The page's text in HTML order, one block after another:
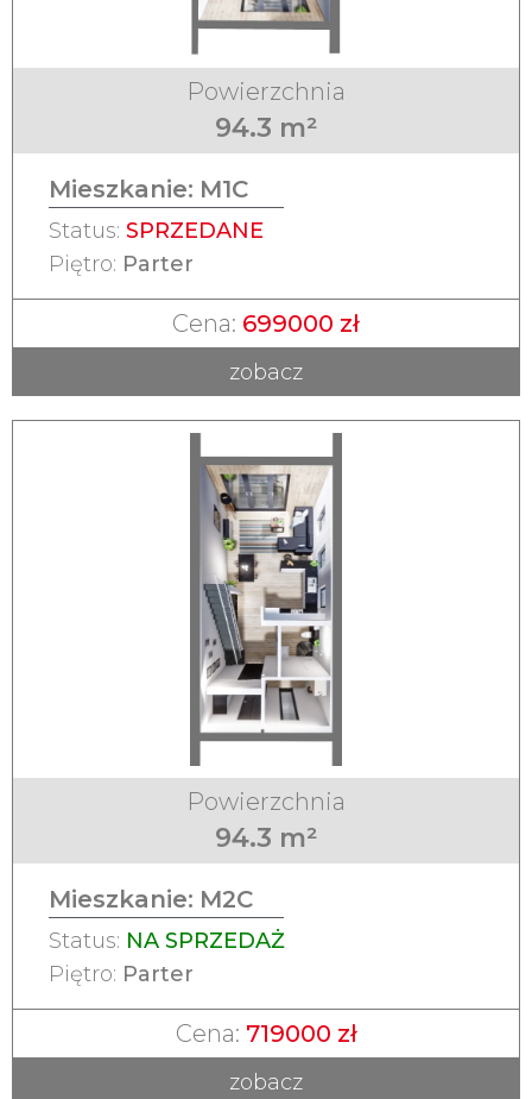
Powierzchnia
94.3 m²
Mieszkanie: M1C
Status: SPRZEDANE
Piętro: Parter
Cena: 699000 zł
zobacz
Powierzchnia
94.3 m²
Mieszkanie: M2C
Status: NA SPRZEDAŻ
Piętro: Parter
Cena: 719000 zł
zobacz